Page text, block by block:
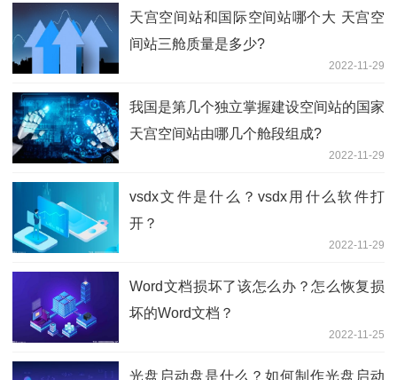
天宫空间站和国际空间站哪个大 天宫空
间站三舱质量是多少?
2022-11-29
我国是第几个独立掌握建设空间站的国家
天宫空间站由哪几个舱段组成?
2022-11-29
vsdx文件是什么？vsdx用什么软件打
开？
2022-11-29
Word文档损坏了该怎么办？怎么恢复损
坏的Word文档？
2022-11-25
光盘启动盘是什么？如何制作光盘启动